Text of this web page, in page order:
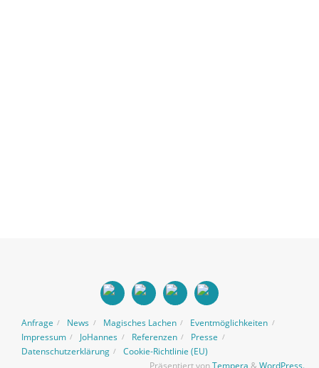
Anfrage News Magisches Lachen
Eventmöglichkeiten
Impressum
JoHannes Referenzen
Presse
Datenschutzerklärung
Cookie-Richtlinie (EU)
Präsentiert vonTempera & WordPress.